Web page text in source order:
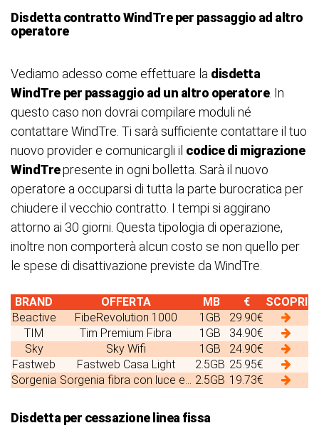
Disdetta contrattoWindTreper passaggio ad altro
operatore
Vediamo adesso come effettuare la disdetta
WindTre per passaggio ad un altro operatore. In
questo caso non dovrai compilare moduli né
contattare WindTre. Ti sarà sufficiente contattare il tuo
nuovo provider e comunicargli il codice di migrazione
WindTrepresente in ogni bolletta. Sarà il nuovo
operatore a occuparsi di tutta la parte burocratica per
chiudere il vecchio contratto. I tempi si aggirano
attorno ai 30 giorni. Questa tipologia di operazione,
inoltre non comporterà alcun costo se non quello per
le spese di disattivazione previste da WindTre.
BRAND OFFERTA MB €
SCOPRI
Beactive
FibeRevolution 1000 1GB
29.90€
TIM
Tim Premium Fibra 1GB
34.90€
Sky
Sky Wifi 1GB
24.90€
Fastweb
Fastweb Casa Light 2.5GB 25.95€
Sorgenia Sorgenia fibra con luce e... 2.5GB 19.73€
Disdetta per cessazione linea fissa